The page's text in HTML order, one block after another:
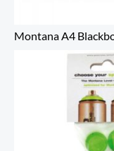
Montana A4